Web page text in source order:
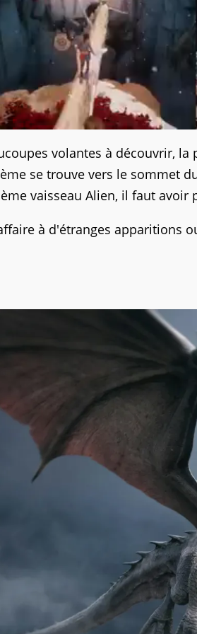
volantes à découvrir,
se trouve vers le sommet
vaisseau Alien, il faut avoir
à d'étranges apparitions